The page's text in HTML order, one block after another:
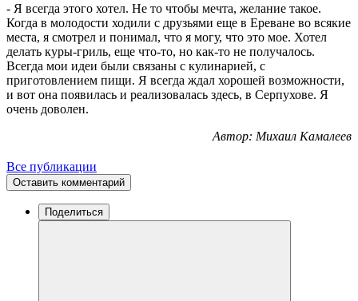
- Я всегда этого хотел. Не то чтобы мечта, желание такое.
Когда в молодости ходили с друзьями еще в Ереване во всякие
места, я смотрел и понимал, что я могу, что это мое. Хотел
делать куры-гриль, еще что-то, но как-то не получалось.
Всегда мои идеи были связаны с кулинарией, с
приготовлением пищи. Я всегда ждал хорошей возможности,
и вот она появилась и реализовалась здесь, в Серпухове. Я
очень доволен.
Автор: Михаил Камалеев
Все публикации
Оставить комментарий
Поделиться